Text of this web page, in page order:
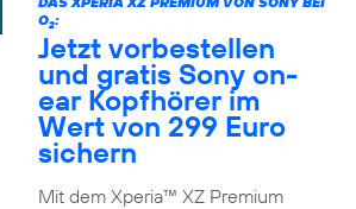
O2:
Jetzt vorbestellen
und gratis Sony on-
ear Kopfhörer im
Wert von 299 Euro
sichern
Mit dem Xperia™ XZ Premium